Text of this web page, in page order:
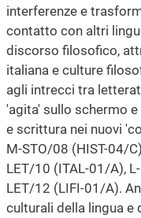
interferenze e
contatto con altri
discorso filosofico,
italiana e culture
agli intrecci tra
'agita' sullo schermo
e scrittura nei nuovi
M-STO/08 (HIST-04/
LET/10 (ITAL-01/A),
LET/12 (LIFI-01/A).
culturali della lingua e